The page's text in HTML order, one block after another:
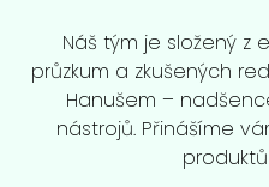
Náš tým je složený z
průzkum a zkušených
Hanušem –
nástrojů. Přinášíme